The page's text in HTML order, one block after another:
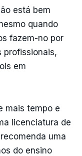
está bem
quando
fazem-no por
profissionais,
em
mais tempo e
licenciatura de
uma
do ensino